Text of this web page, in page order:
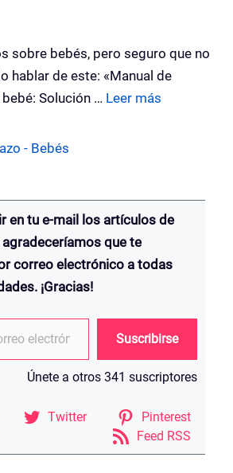
sobre bebés, pero seguro que no
hablar de este: «Manual de
Solución … Leer más
- Bebés
en tu e-mail los artículos de
agradeceríamos que te
correo electrónico a todas
¡Gracias!
Suscribirse
Únete a otros 341 suscriptores
Twitter
Pinterest
Feed RSS